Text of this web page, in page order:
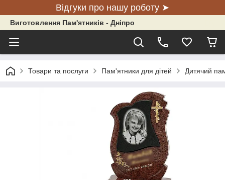
Відгуки про нашу роботу ➤
Виготовлення Пам'ятників - Дніпро
Товари та послуги Пам'ятники для дітей Дитячий